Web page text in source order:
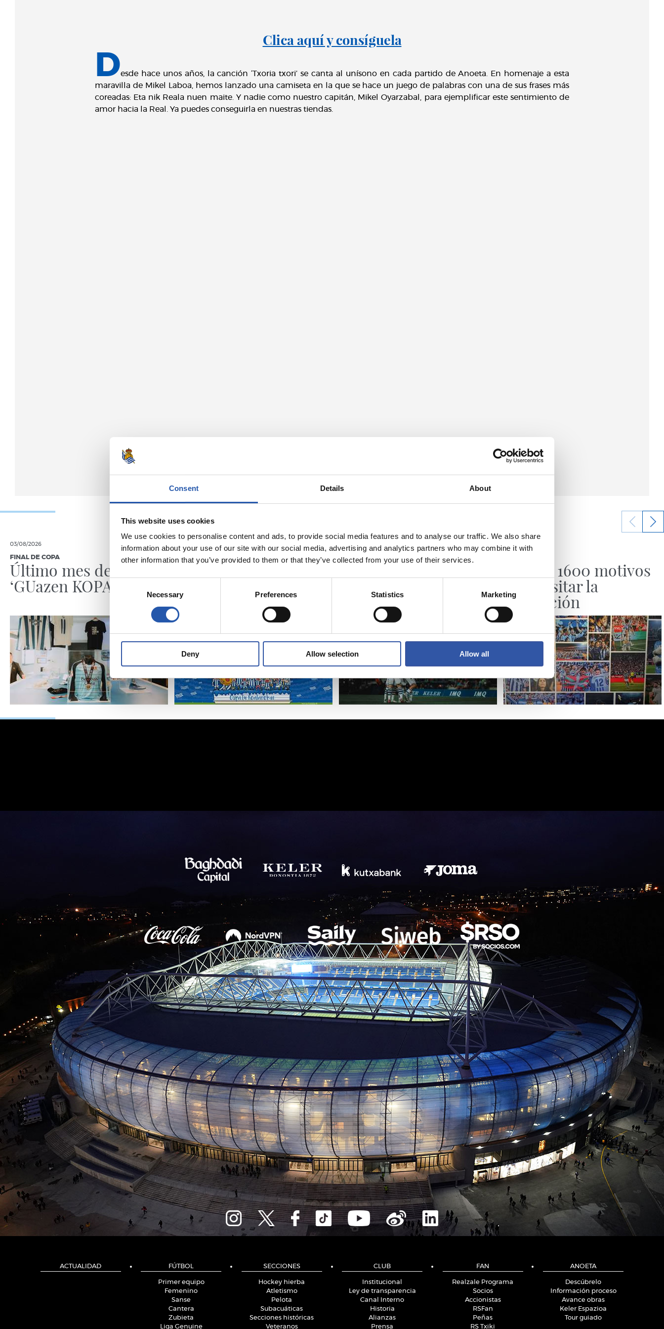
Consent Details About
This website uses cookies
We use cookies to personalise content and ads, to provide social media features and to analyse our traffic. We also share
information about your use of our site with our social media, advertising and analytics partners who may combine it with
other information that you’ve provided to them or that they’ve collected from your use of their services.
Selection
Necessary Preferences Statistics Marketing
Deny Allow selection Allow all
Clica aquí y consíguela
Desde hace unos años, la canción ‘Txoria txori’ se canta al unísono en cada partido de Anoeta. En homenaje a esta
maravilla de Mikel Laboa, hemos lanzado una camiseta en la que se hace un juego de palabras con una de sus frases más
coreadas: Eta nik Reala nuen maite. Y nadie como nuestro capitán, Mikel Oyarzabal, para ejemplificar este sentimiento de
amor hacia la Real. Ya puedes conseguirla en nuestras tiendas.
03/08/2026
FINAL DE COPA
Último mes de
‘GUazen KOPAREKIN’
ANOETA
Celebra tu gran día
FAN
A un mes del estreno Más de 1600 motivos
para visitar la
exposición
ACTUALIDAD FÚTBOL
Primer equipo
Femenino
Sanse
Cantera
Zubieta
Liga Genuine
SECCIONES
Hockey hierba
Atletismo
Pelota
Subacuáticas
Secciones históricas
Veteranos
CLUB
Institucional
Ley de transparencia
Canal Interno
Historia
Alianzas
Prensa
FAN
Realzale Programa
Socios
Accionistas
RSFan
Peñas
RS Txiki
ANOETA
Descúbrelo
Información proceso
Avance obras
Keler Espazioa
Tour guiado